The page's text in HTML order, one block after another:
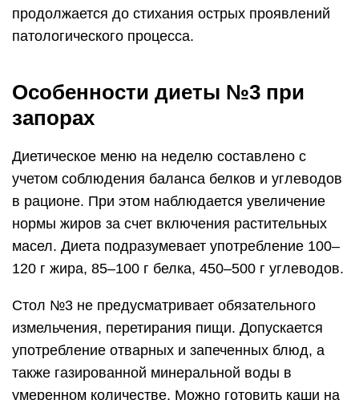
продолжается до стихания острых проявлений
патологического процесса.
Особенности диеты №3 при
запорах
Диетическое меню на неделю составлено с
учетом соблюдения баланса белков и углеводов
в рационе. При этом наблюдается увеличение
нормы жиров за счет включения растительных
масел. Диета подразумевает употребление 100–
120 г жира, 85–100 г белка, 450–500 г углеводов.
Стол №3 не предусматривает обязательного
измельчения, перетирания пищи. Допускается
употребление отварных и запеченных блюд, а
также газированной минеральной воды в
умеренном количестве. Можно готовить каши на